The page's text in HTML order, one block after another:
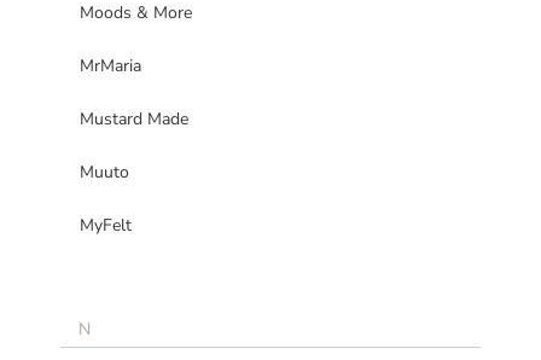
Moods & More
MrMaria
Mustard Made
Muuto
MyFelt
N